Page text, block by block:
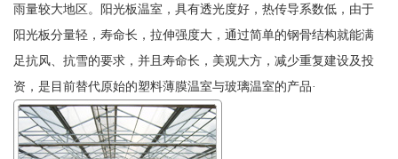
雨量较大地区。阳光板温室，具有透光度好，热传导系数低，由于
阳光板分量轻，寿命长，拉伸强度大，通过简单的钢骨结构就能满
足抗风、抗雪的要求，并且寿命长，美观大方，减少重复建设及投
资，是目前替代原始的塑料薄膜温室与玻璃温室的产品·